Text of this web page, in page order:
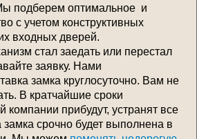
подберем оптимальное и
с учетом конструктивных
входных дверей.
стал заедать или перестал
заявку. Нами
замка круглосуточно. Вам не
В кратчайшие сроки
прибудут, устранят все
срочно будет выполнена в